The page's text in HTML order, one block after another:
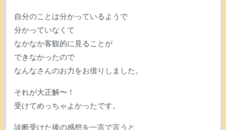
自分のことは分かっているようで
分かっていなくて
なかなか客観的に見ることが
できなかったので
なんなさんのお力をお借りしました。
それが大正解〜！
受けてめっちゃよかったです。
診断受けた後の感想を一言で言うと